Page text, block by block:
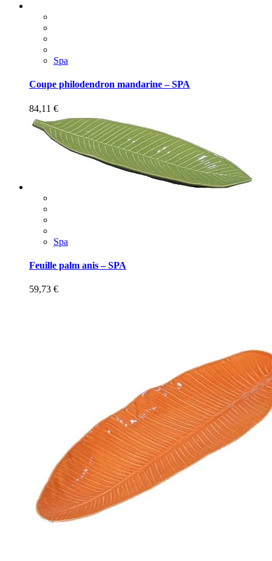
Spa
Coupe philodendron mandarine – SPA
84,11 €
Spa
Feuille palm anis – SPA
59,73 €